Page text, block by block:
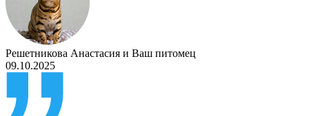
Решетникова Анастасия и Ваш питомец
09.10.2025